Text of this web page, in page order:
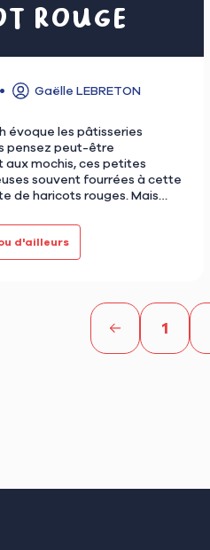
rouge
Gaëlle LEBRETON
évoque les pâtisseries
pensez peut-être
mochis, ces petites
souvent fourrées à cette
de haricots rouges. Mais
d'ailleurs
1